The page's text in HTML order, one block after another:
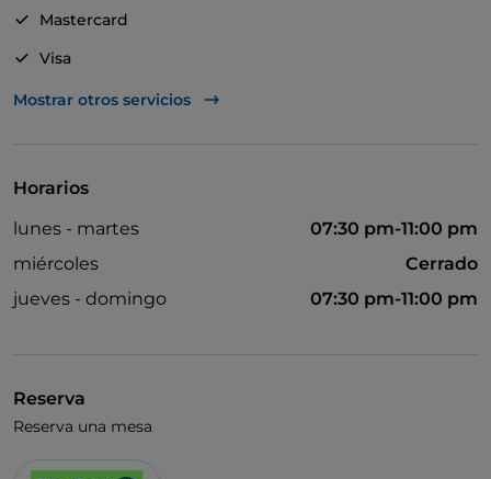
Mastercard
Visa
Se admiten animales
Mostrar otros servicios
Horarios
lunes - martes
07:30 pm-11:00 pm
miércoles
Cerrado
jueves - domingo
07:30 pm-11:00 pm
Reserva
Reserva una mesa